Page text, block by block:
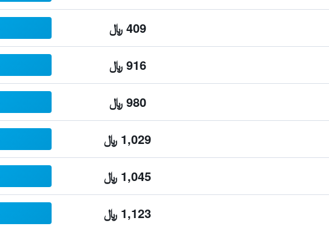
409 ﷼
916 ﷼
980 ﷼
1,029 ﷼
1,045 ﷼
1,123 ﷼